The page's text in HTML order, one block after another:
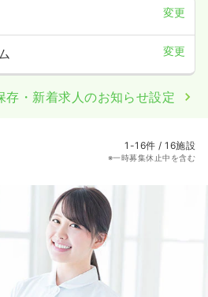
変更
変更
存・新着求人のお知らせ設定
1-16件 / 16施設
※一時募集休止中を含む